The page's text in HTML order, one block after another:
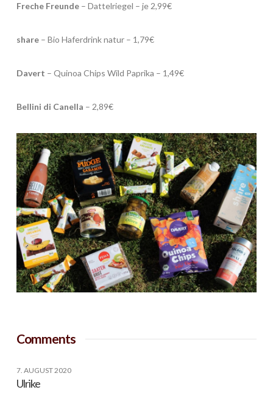
Freche Freunde– Dattelriegel – je 2,99€
share– Bio Haferdrink natur – 1,79€
Davert – Quinoa Chips Wild Paprika – 1,49€
Bellini di Canella – 2,89€
Comments
7. AUGUST 2020
Ulrike